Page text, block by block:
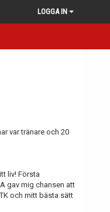
LOGGA IN
var tränare och 20
liv! Första
gav mig chansen att
och mitt bästa sätt